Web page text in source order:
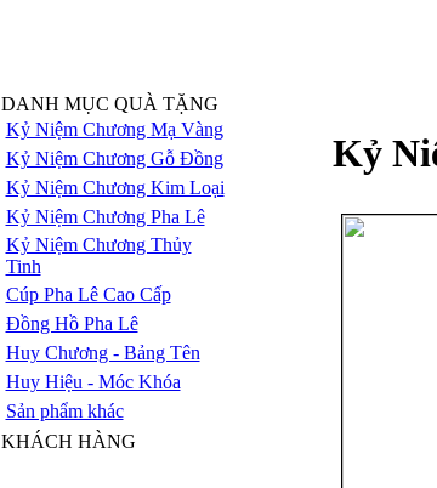
DANH MỤC QUÀ TẶNG
Kỷ Niệm Chương Mạ Vàng
Kỷ Niệm Chương Gỗ Đồng
Kỷ Niệm Chương Kim Loại
Kỷ Niệm Chương Pha Lê
Kỷ Niệm Chương Thủy
Tinh
Cúp Pha Lê Cao Cấp
Đồng Hồ Pha Lê
Huy Chương - Bảng Tên
Huy Hiệu - Móc Khóa
Sản phẩm khác
KHÁCH HÀNG
Kỷ